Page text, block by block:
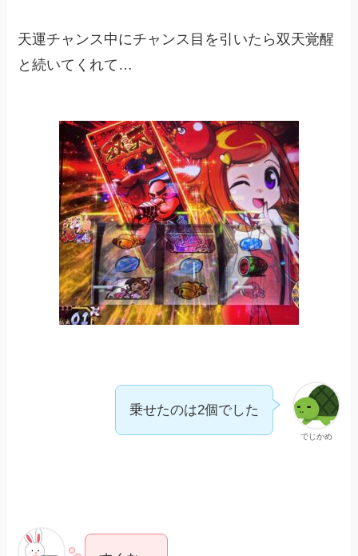
天運チャンス中にチャンス目を引いたら双天覚醒
と続いてくれて…
でじかめ
乗せたのは2個でした